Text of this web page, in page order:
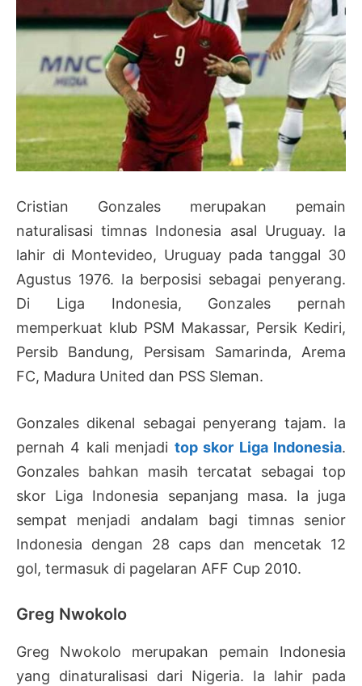
Cristian Gonzales merupakan pemain
naturalisasi timnas Indonesia asal Uruguay. Ia
lahir di Montevideo, Uruguay pada tanggal 30
Agustus 1976. Ia berposisi sebagai penyerang.
Di Liga Indonesia, Gonzales pernah
memperkuat klub PSM Makassar, Persik Kediri,
Persib Bandung, Persisam Samarinda, Arema
FC, Madura United dan PSS Sleman.
Gonzales dikenal sebagai penyerang tajam. Ia
pernah 4 kali menjadi top skor Liga Indonesia.
Gonzales bahkan masih tercatat sebagai top
skor Liga Indonesia sepanjang masa. Ia juga
sempat menjadi andalam bagi timnas senior
Indonesia dengan 28 caps dan mencetak 12
gol, termasuk di pagelaran AFF Cup 2010.
Greg Nwokolo
Greg Nwokolo merupakan pemain Indonesia
yang dinaturalisasi dari Nigeria. Ia lahir pada